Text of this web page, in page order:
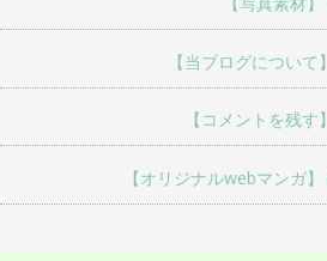
【当ブログについて】
【コメントを残す】
【オリジナルwebマンガ】